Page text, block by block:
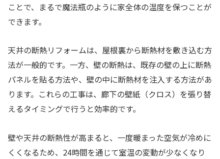
ことで、まるで魔法瓶のように家全体の温度を保つことが
できます。
天井の断熱リフォームは、屋根裏から断熱材を敷き込む方
法が一般的です。一方、壁の断熱は、既存の壁の上に断熱
パネルを貼る方法や、壁の中に断熱材を注入する方法があ
ります。これらの工事は、廊下の壁紙（クロス）を張り替
えるタイミングで行うと効率的です。
壁や天井の断熱性が高まると、一度暖まった空気が冷めに
くくなるため、24時間を通じて室温の変動が少なくなり